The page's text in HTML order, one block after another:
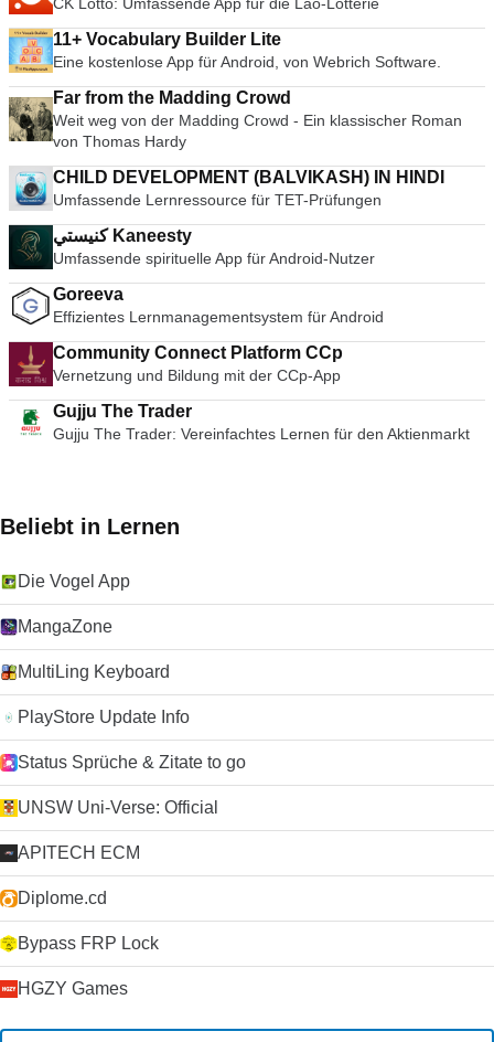
11+ Vocabulary Builder Lite
Eine kostenlose App für Android, von Webrich Software.
Far from the Madding Crowd
Weit weg von der Madding Crowd - Ein klassischer Roman
von Thomas Hardy
CHILD DEVELOPMENT (BALVIKASH) IN HINDI
Umfassende Lernressource für TET-Prüfungen
كنيستي Kaneesty
Umfassende spirituelle App für Android-Nutzer
Goreeva
Effizientes Lernmanagementsystem für Android
Community Connect Platform CCp
Vernetzung und Bildung mit der CCp-App
Gujju The Trader
Gujju The Trader: Vereinfachtes Lernen für den Aktienmarkt
Beliebt in Lernen
Die Vogel App
MangaZone
MultiLing Keyboard
PlayStore Update Info
Status Sprüche & Zitate to go
UNSW Uni-Verse: Official
APITECH ECM
Diplome.cd
Bypass FRP Lock
HGZY Games